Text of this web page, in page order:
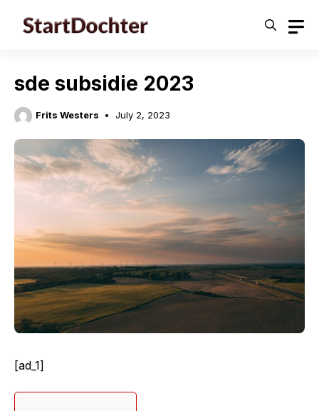
sde subsidie 2023
Frits Westers July 2, 2023
[ad_1]